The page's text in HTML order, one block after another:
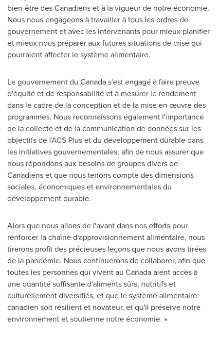
bien-être des Canadiens et à la vigueur de notre économie.
Nous nous engageons à travailler à tous les ordres de
gouvernement et avec les intervenants pour mieux planifier
et mieux nous préparer aux futures situations de crise qui
pourraient affecter le système alimentaire.
Le gouvernement du Canadas'est engagé à faire preuve
d'équité et de responsabilité et à mesurer le rendement
dans le cadre de la conception et de la mise en œuvre des
programmes. Nous reconnaissons également l'importance
de la collecte et de la communication de données sur les
objectifs de l'ACS Plus et du développement durable dans
les initiatives gouvernementales, afin de nous assurer que
nous répondons aux besoins de groupes divers de
Canadiens et que nous tenons compte des dimensions
sociales, économiques et environnementales du
développement durable.
Alors que nous allons de l'avant dans nos efforts pour
renforcer la chaîne d'approvisionnement alimentaire, nous
tirerons profit des précieuses leçons que nous avons tirées
de la pandémie. Nous continuerons de collaborer, afin que
toutes les personnes qui vivent au Canadaaient accès à
une quantité suffisante d'aliments sûrs, nutritifs et
culturellement diversifiés, et que le système alimentaire
canadien soit résilient et novateur, et qu'il préserve notre
environnement et soutienne notre économie. »